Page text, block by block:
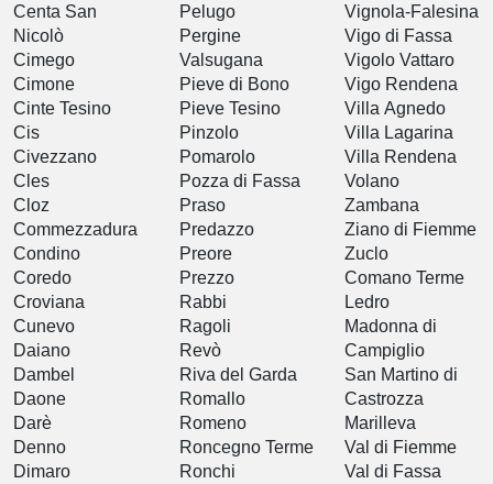
Centa San
Nicolò
Cimego
Cimone
Cinte Tesino
Cis
Civezzano
Cles
Cloz
Commezzadura
Condino
Coredo
Croviana
Cunevo
Daiano
Dambel
Daone
Darè
Denno
Dimaro
Pelugo
Pergine
Valsugana
Pieve di Bono
Pieve Tesino
Pinzolo
Pomarolo
Pozza di Fassa
Praso
Predazzo
Preore
Prezzo
Rabbi
Ragoli
Revò
Riva del Garda
Romallo
Romeno
Roncegno Terme
Ronchi
Vignola-Falesina
Vigo di Fassa
Vigolo Vattaro
Vigo Rendena
Villa Agnedo
Villa Lagarina
Villa Rendena
Volano
Zambana
Ziano di Fiemme
Zuclo
Comano Terme
Ledro
Madonna di
Campiglio
San Martino di
Castrozza
Marilleva
Val di Fiemme
Val di Fassa